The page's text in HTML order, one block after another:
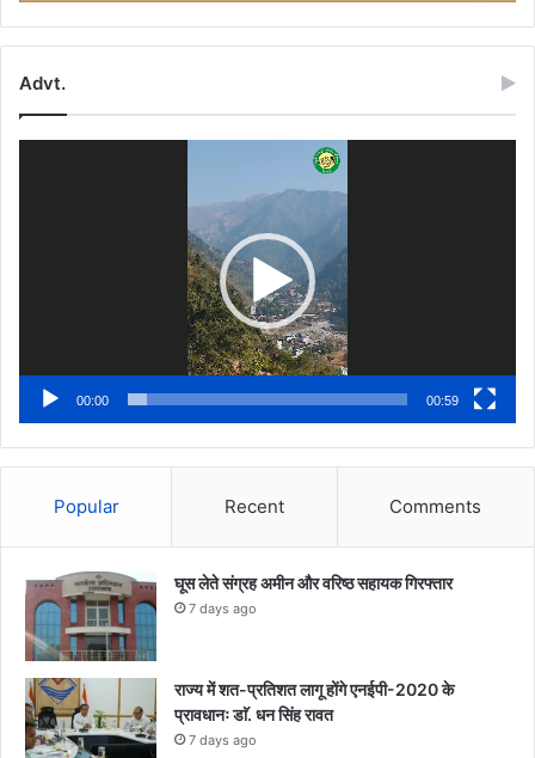
Advt.
00:00 00:59
Popular Recent Comments
घूस लेते संग्रह अमीन और वरिष्ठ सहायक गिरफ्तार
7 days ago
राज्य में शत-प्रतिशत लागू होंगे एनईपी-2020 के
प्रावधानः डाॅ. धन सिंह रावत
7 days ago